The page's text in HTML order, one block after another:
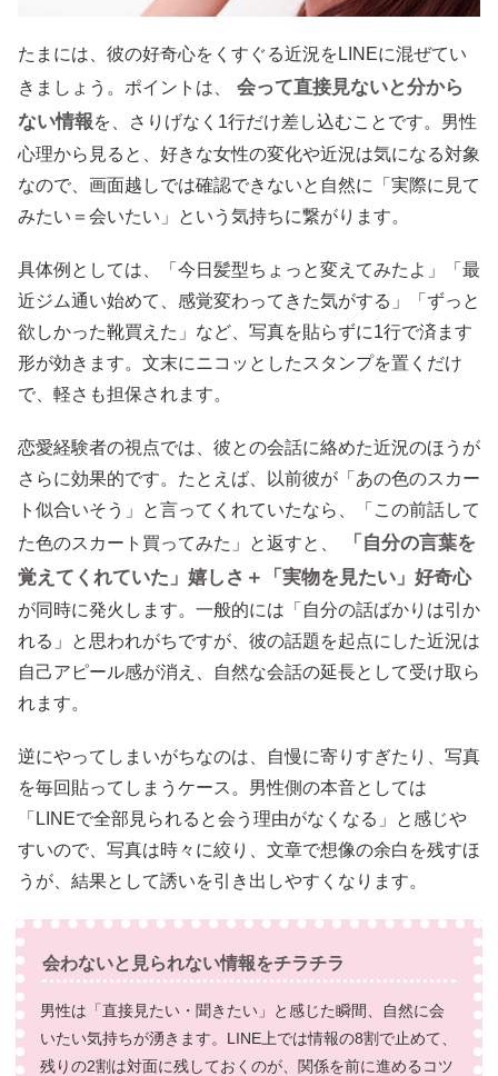
たまには、彼の好奇心をくすぐる近況をLINEに混ぜてい
きましょう。ポイントは、
会って直接見ないと分から
ない情報を、さりげなく1行だけ差し込むことです。男性
心理から見ると、好きな女性の変化や近況は気になる対象
なので、画面越しでは確認できないと自然に「実際に見て
みたい＝会いたい」という気持ちに繋がります。
具体例としては、「今日髪型ちょっと変えてみたよ」「最
近ジム通い始めて、感覚変わってきた気がする」「ずっと
欲しかった靴買えた」など、写真を貼らずに1行で済ます
形が効きます。文末にニコッとしたスタンプを置くだけ
で、軽さも担保されます。
恋愛経験者の視点では、彼との会話に絡めた近況のほうが
さらに効果的です。たとえば、以前彼が「あの色のスカー
ト似合いそう」と言ってくれていたなら、「この前話して
た色のスカート買ってみた」と返すと、
「自分の言葉を
覚えてくれていた」嬉しさ＋「実物を見たい」好奇心
が同時に発火します。一般的には「自分の話ばかりは引か
れる」と思われがちですが、彼の話題を起点にした近況は
自己アピール感が消え、自然な会話の延長として受け取ら
れます。
逆にやってしまいがちなのは、自慢に寄りすぎたり、写真
を毎回貼ってしまうケース。男性側の本音としては
「LINEで全部見られると会う理由がなくなる」と感じや
すいので、写真は時々に絞り、文章で想像の余白を残すほ
うが、結果として誘いを引き出しやすくなります。
会わないと見られない情報をチラチラ
男性は「直接見たい・聞きたい」と感じた瞬間、自然に会
いたい気持ちが湧きます。LINE上では情報の8割で止めて、
残りの2割は対面に残しておくのが、関係を前に進めるコツ